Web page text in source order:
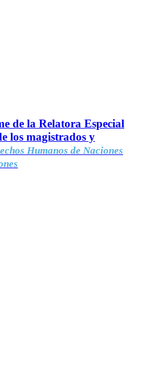
de la Relatora Especial
los magistrados y
Humanos de Naciones